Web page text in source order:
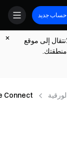
جديد
إلى موقع
منطقتك.
Connect